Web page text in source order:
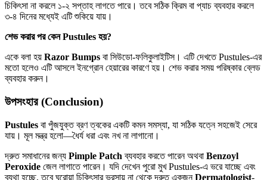
চিকিৎসা না করলে ১-২ সপ্তাহ লাগতে পারে। তবে সঠিক ক্রিম বা প্যাচ ব্যবহার করলে
৩-৪ দিনের মধ্যেই এটি শুকিয়ে যায়।
শেভ করার পর কেন Pustules হয়?
একে বলা হয় Razor Bumps বা সিউডো-ফলিকুলাইটিস। এটি দেখতে Pustules-এর
মতো হলেও এটি আসলে ইনগ্রোন হেয়ারের কারণে হয়। শেভ করার সময় পরিষ্কার ব্লেড
ব্যবহার করুন।
উপসংহার (Conclusion)
Pustules বা পুঁজযুক্ত ব্রণ ত্বকের একটি কমন সমস্যা, যা সঠিক যত্নে সহজেই সেরে
যায়। মূল মন্ত্র হলো—ধৈর্য ধরা এবং নখ না লাগানো।
দ্রুত সমাধানের জন্য Pimple Patch ব্যবহার করতে পারেন অথবা Benzoyl
Peroxide জেল লাগাতে পারেন। যদি দেখেন পুরো মুখ Pustules-এ ভরে যাচ্ছে এবং
ব্যথা হচ্ছে, তবে ঘরোয়া চিকিৎসার ভরসায় না থেকে দ্রুত একজনDermatologist-